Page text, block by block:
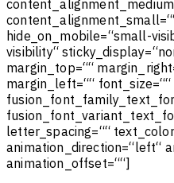
content _alignment medium
content _alignment _small=“
hide_ on mo bile=“small-visi
visibility“ sticky_display=“no
margin top=““ margin rig ht
margin left=““ font _size=““
fusion font family_ text fo
fusion font _variant text fo
letter_spacing=““ text color
animation direction=“left“ a
animation offset=““]